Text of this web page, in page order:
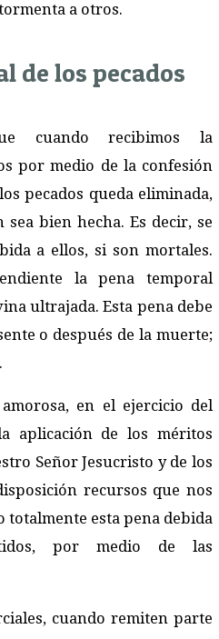
a otros.
de los pecados
cuando recibimos la
por medio de la confesión
pecados queda eliminada,
bien hecha. Es decir, se
a ellos, si son mortales.
la pena temporal
ultrajada. Esta pena debe
o después de la muerte;
en el ejercicio del
aplicación de los méritos
Señor Jesucristo y de los
recursos que nos
esta pena debida
por medio de las
cuando remiten parte